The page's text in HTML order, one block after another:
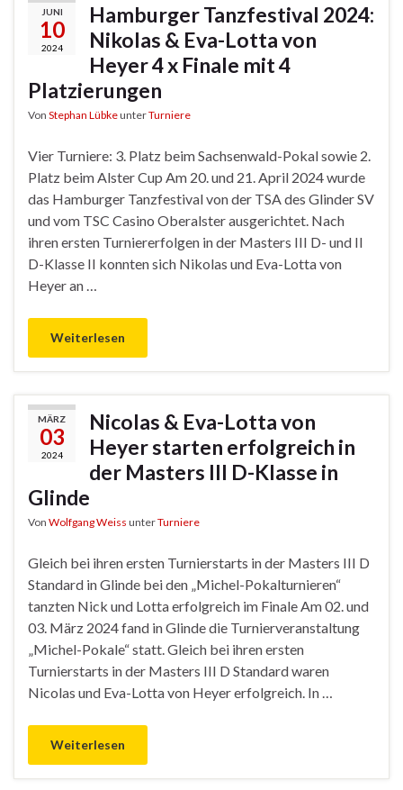
JUNI
10
2024
Hamburger Tanzfestival 2024:
Nikolas & Eva-Lotta von
Heyer 4 x Finale mit 4
Platzierungen
Von Stephan LübkeunterTurniere
Vier Turniere: 3. Platz beim Sachsenwald-Pokal sowie 2.
Platz beim Alster Cup Am 20. und 21. April 2024 wurde
das Hamburger Tanzfestival von der TSA des Glinder SV
und vom TSC Casino Oberalster ausgerichtet. Nach
ihren ersten Turniererfolgen in der Masters III D- und II
D-Klasse II konnten sich Nikolas und Eva-Lotta von
Heyer an …
Weiterlesen
MÄRZ
03
2024
Nicolas & Eva-Lotta von
Heyer starten erfolgreich in
der Masters III D-Klasse in
Glinde
Von Wolfgang Weiss unterTurniere
Gleich bei ihren ersten Turnierstarts in der Masters III D
Standard in Glinde bei den „Michel-Pokalturnieren“
tanzten Nick und Lotta erfolgreich im Finale Am 02. und
03. März 2024 fand in Glinde die Turnierveranstaltung
„Michel-Pokale“ statt. Gleich bei ihren ersten
Turnierstarts in der Masters III D Standard waren
Nicolas und Eva-Lotta von Heyer erfolgreich. In …
Weiterlesen